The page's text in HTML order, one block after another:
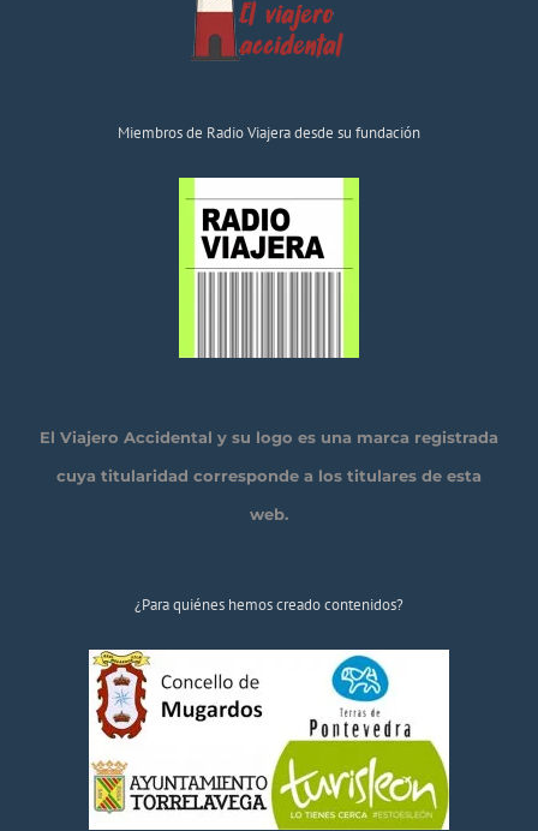
Miembros de Radio Viajera desde su fundación
El Viajero Accidental y su logo es una marca registrada
cuya titularidad corresponde a los titulares de esta
web.
¿Para quiénes hemos creado contenidos?